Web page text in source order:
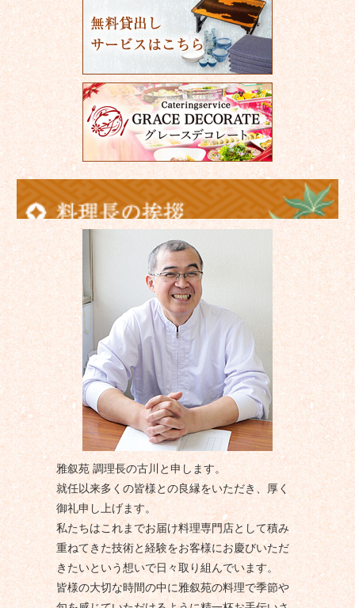
雅叙苑 調理長の古川と申します。
就任以来多くの皆様との良縁をいただき、厚く
御礼申し上げます。
私たちはこれまでお届け料理専門店として積み
重ねてきた技術と経験をお客様にお慶びいただ
きたいという想いで日々取り組んでいます。
皆様の大切な時間の中に雅叙苑の料理で季節や